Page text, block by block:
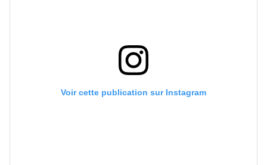
Voir cette publication sur Instagram